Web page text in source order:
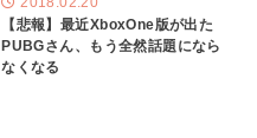
【悲報】最近XboxOne版が出た
PUBGさん、もう全然話題になら
なくなる